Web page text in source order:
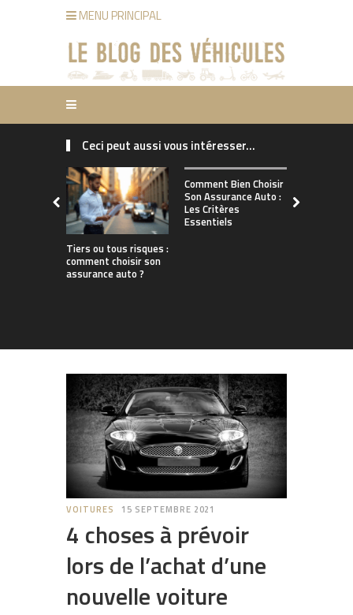
MENU PRINCIPAL
Ceci peut aussi vous intéresser...
Tiers ou tous risques :
comment choisir son
assurance auto ?
Comment Bien Choisir
Son Assurance Auto :
Les Critères
Essentiels
VOITURES 15 SEPTEMBRE 2021
4 choses à prévoir
lors de l’achat d’une
nouvelle voiture